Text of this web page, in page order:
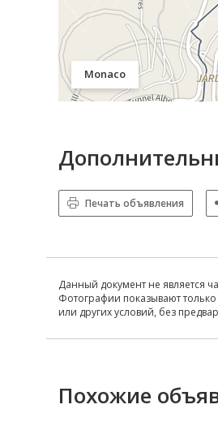
Monaco
Печать объявления
Данный документ не является
Фотографии показывают
или других условий, без
Похожие